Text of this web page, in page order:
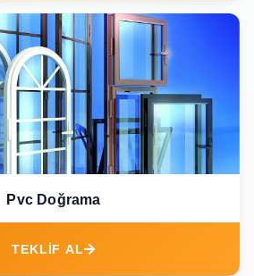
Pvc Doğrama
TEKLİF AL